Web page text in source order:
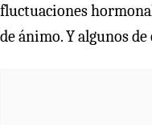
fluctuaciones
de ánimo. Y algunos